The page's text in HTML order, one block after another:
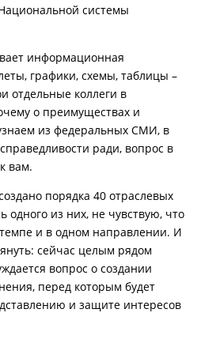
системы
информационная
графики, схемы, таблицы –
отдельные коллеги в
о преимуществах и
из федеральных СМИ, в
ради, вопрос в
вам.
порядка 40 отраслевых
одного из них, не чувствую, что
и в одном направлении. И
сейчас целым рядом
вопрос о создании
перед которым будет
и защите интересов